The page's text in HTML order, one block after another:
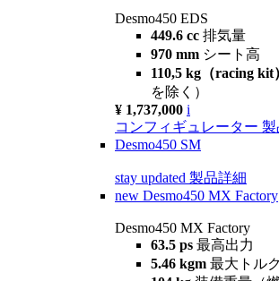
Desmo450 EDS
449.6 cc 排気量
970 mm シート高
110,5 kg（racing kit
を除く）
¥ 1,737,000 i
コンフィギュレーター 製
Desmo450 SM
stay updated 製品詳細
new Desmo450 MX Factory
Desmo450 MX Factory
63.5 ps 最高出力
5.46 kgm 最大トルク